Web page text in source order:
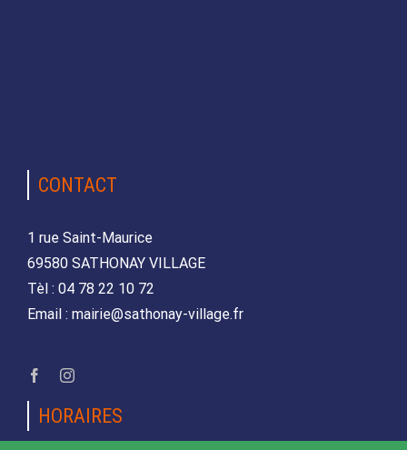
CONTACT
1 rue Saint-Maurice
69580 SATHONAY VILLAGE
Tèl : 04 78 22 10 72
Email : mairie@sathonay-village.fr
HORAIRES